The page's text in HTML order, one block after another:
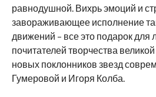
равнодушной. Вихрь эмоций и
завораживающее исполнение
движений – все это подарок для
почитателей творчества
новых поклонников звезд
Гумеровой и Игоря Колба.